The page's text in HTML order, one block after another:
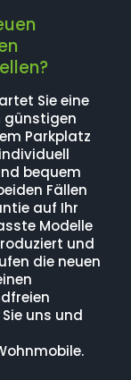
Sie eine
günstigen
Parkplatz
bequem
Fällen
auf Ihr
Modelle
und
die neuen
uns und